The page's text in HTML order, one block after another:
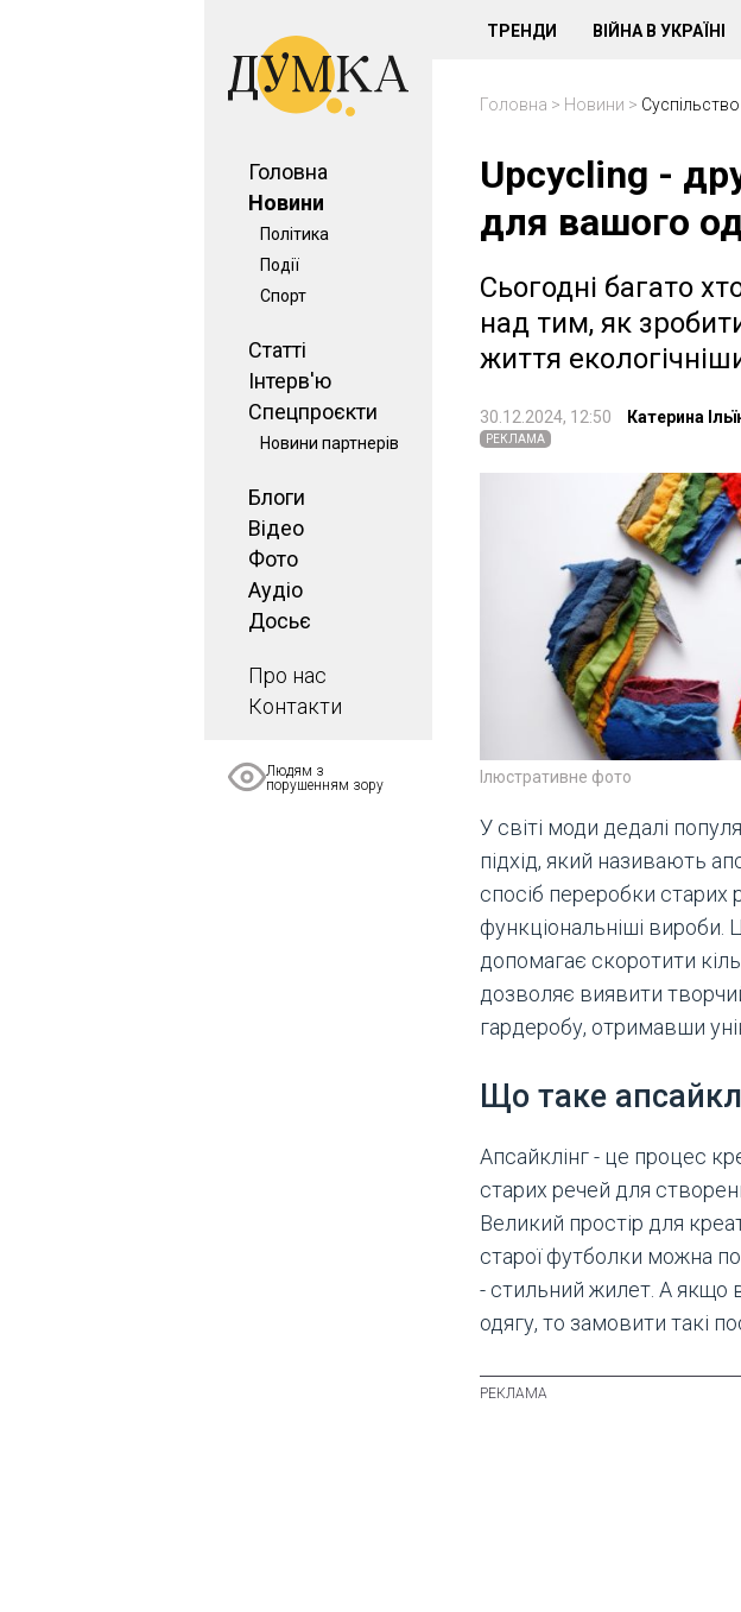
Головна
Новини
Політика
Події
Спорт
Статті
Інтерв'ю
Спецпроєкти
Новини партнерів
Блоги
Відео
Фото
Аудіо
Досьє
Про нас
Контакти
Людям з
порушенням зору
ТРЕНДИ ВІЙНА В УКРАЇНІ
Головна > Новини > Суспільство
Upcycling -
для вашого
Сьогодні багато
над тим, як
життя
30.12.2024, 12:50 Катерина
РЕКЛАМА
Ілюстративне фото
У світі моди дедалі
підхід, який називають
спосіб переробки старих
функціональніші вироби.
допомагає скоротити
дозволяє виявити
гардеробу, отримавши
Що таке
Апсайклінг - це процес
старих речей для
Великий простір для
старої футболки можна
- стильний жилет. А якщо
одягу, то замовити такі